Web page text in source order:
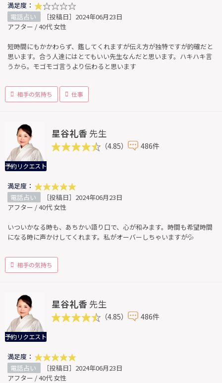
満足度：
電話占い
［投稿日］2024年06月23日
アフター / 40代 女性
短時間にもかかわらず、鑑してくれますが伝え方が独特ですが的確だと
思います。合う人達にはとてもいい先生なんだと思います。ハキハキ言
うから。モゴモゴ言うより伝わると思います
相手の気持ち 仕事
予約リクエスト
星谷礼香 先生
（4.85） 486件
満足度：
電話占い
［投稿日］2024年06月23日
アフター / 40代 女性
いついかなる時も、あちかい語り口で、心が和みます。時間も希望時間
になる時に声かけしてくれます。私がオーバーしちゃいますが💦
相手の気持ち
予約リクエスト
星谷礼香 先生
（4.85） 486件
満足度：
電話占い
［投稿日］2024年06月23日
アフター / 40代 女性